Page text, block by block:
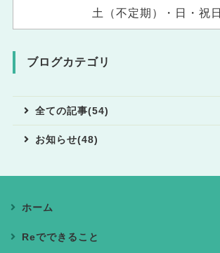
土（不定期）・日・祝日
ブログカテゴリ
全ての記事(54)
お知らせ(48)
ホーム
Reでできること